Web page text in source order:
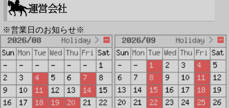
※営業日のお知らせ※